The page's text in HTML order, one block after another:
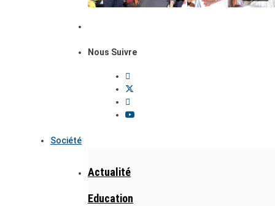
Nous Suivre
Société
Actualité
Education